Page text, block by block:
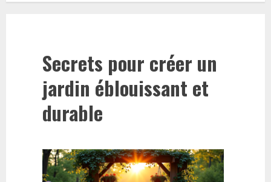
Secrets pour créer un
jardin éblouissant et
durable